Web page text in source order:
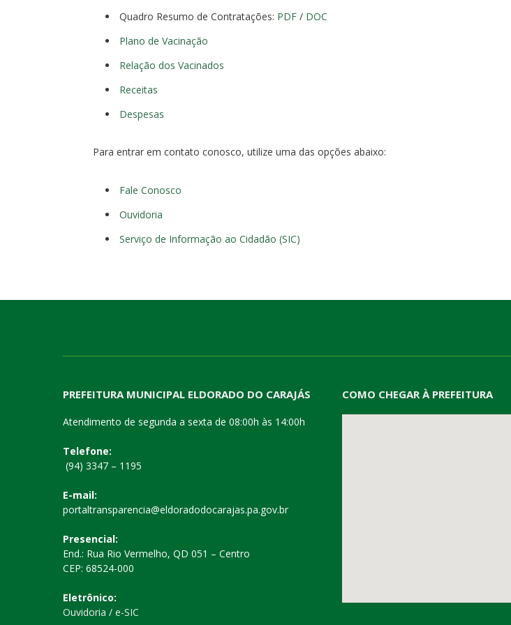
Quadro Resumo de Contratações: PDF / DOC
Plano de Vacinação
Relação dos Vacinados
Receitas
Despesas
Para entrar em contato conosco, utilize uma das opções abaixo:
Fale Conosco
Ouvidoria
Serviço de Informação ao Cidadão (SIC)
PREFEITURA MUNICIPAL ELDORADO DO CARAJÁS
Atendimento de segunda a sexta de 08:00h às 14:00h
Telefone:
(94) 3347 – 1195
E-mail:
portaltransparencia@eldoradodocarajas.pa.gov.br
Presencial:
End.: Rua Rio Vermelho, QD 051 – Centro
CEP: 68524-000
Eletrônico:
Ouvidoria / e-SIC
COMO CHEGAR À PREFEITURA